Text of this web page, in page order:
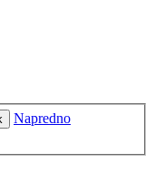
Napredno